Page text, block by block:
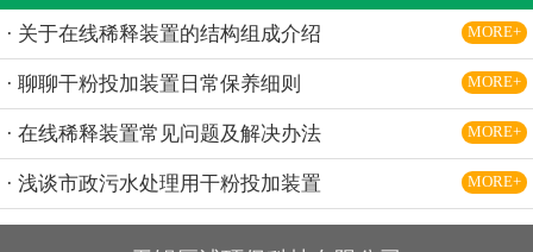
· 关于在线稀释装置的结构组成介绍 MORE+
· 聊聊干粉投加装置日常保养细则 MORE+
· 在线稀释装置常见问题及解决办法 MORE+
· 浅谈市政污水处理用干粉投加装置 MORE+